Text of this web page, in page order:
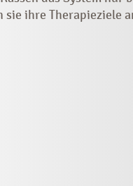
ihre Therapieziele